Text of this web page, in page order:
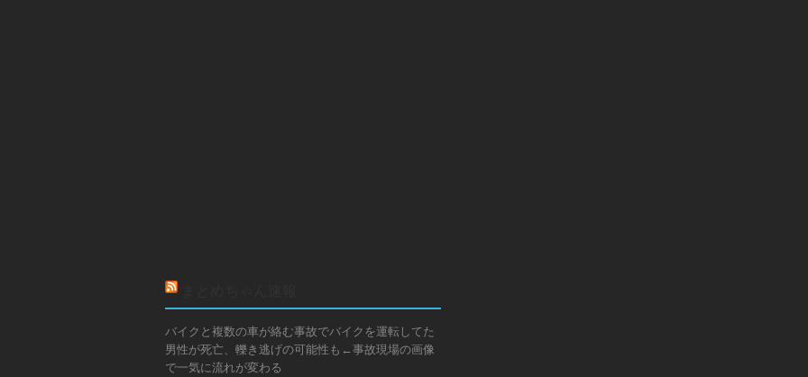
バイクと複数の車が絡む事故でバイクを運転してた
男性が死亡、轢き逃げの可能性も←事故現場の画像
で一気に流れが変わる